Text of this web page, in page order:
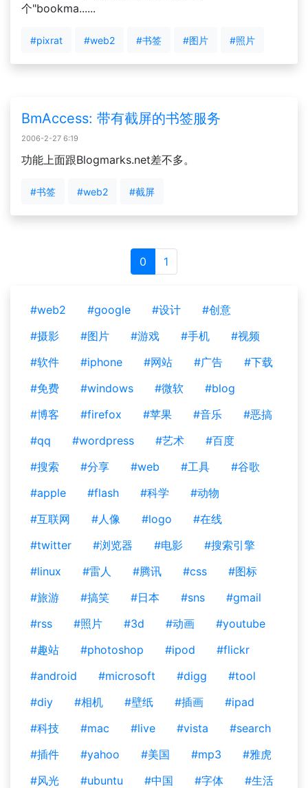
个"bookma......
#pixrat #web2 #书签 #图片 #照片
BmAccess: 带有截屏的书签服务
2006-2-27 6:19
功能上面跟Blogmarks.net差不多。
#书签 #web2 #截屏
0 1
#web2 #google #设计
#创意
#摄影
#图片 #游戏 #手机
#视频
#软件
#iphone #网站 #广告
#下载
#免费
#windows #微软
#blog
#博客
#firefox #苹果 #音乐
#恶搞
#qq
#wordpress #艺术
#百度
#搜索
#分享 #web #工具
#谷歌
#apple
#flash #科学
#动物
#互联网
#人像 #logo
#在线
#twitter
#浏览器 #电影
#搜索引擎
#linux
#雷人 #腾讯 #css
#图标
#旅游
#搞笑 #日本 #sns
#gmail
#rss
#照片 #3d #动画
#youtube
#趣站
#photoshop #ipod
#flickr
#android
#microsoft #digg
#tool
#diy
#相机 #壁纸 #插画
#ipad
#科技
#mac #live #vista
#search
#插件
#yahoo #美国 #mp3
#雅虎
#风光
#ubuntu #中国 #字体
#生活